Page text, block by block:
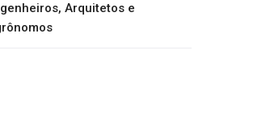
Arquitetos e